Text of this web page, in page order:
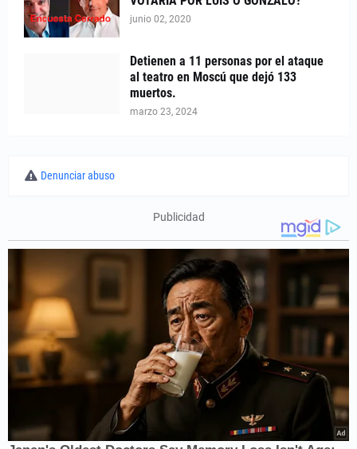
junio 02, 2020
Detienen a 11 personas por el ataque
al teatro en Moscú que dejó 133
muertos.
marzo 23, 2024
Denunciar abuso
Publicidad